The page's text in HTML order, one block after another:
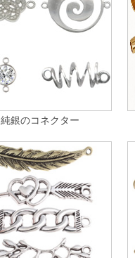
純銀のコネクター